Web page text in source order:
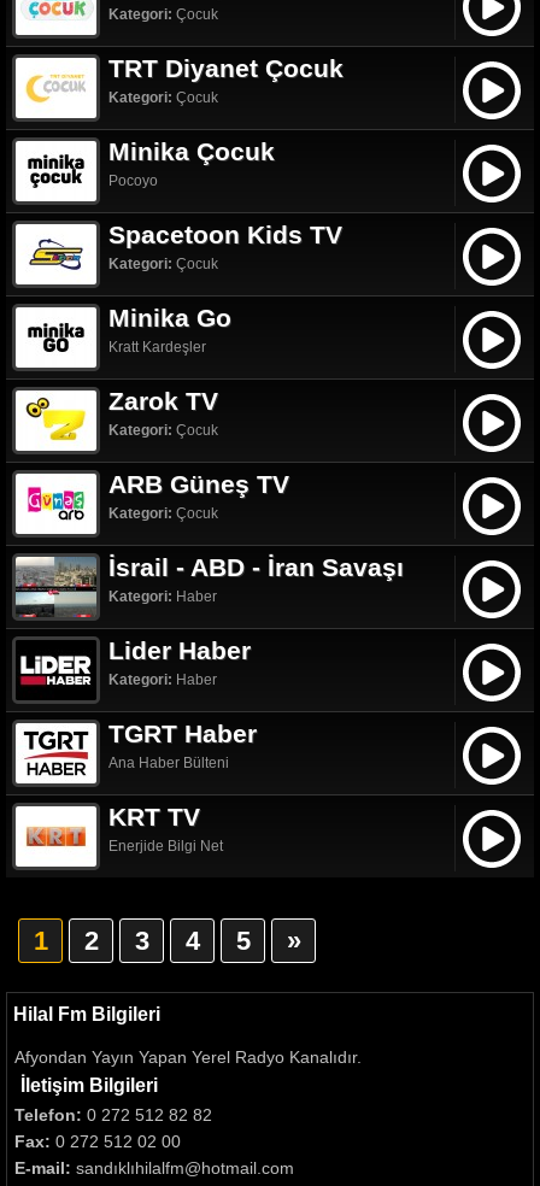
Kategori: Çocuk
TRT Diyanet Çocuk
Kategori: Çocuk
Minika Çocuk
Pocoyo
Spacetoon Kids TV
Kategori: Çocuk
Minika Go
Kratt Kardeşler
Zarok TV
Kategori: Çocuk
ARB Güneş TV
Kategori: Çocuk
İsrail - ABD - İran Savaşı
Kategori: Haber
Lider Haber
Kategori: Haber
TGRT Haber
Ana Haber Bülteni
KRT TV
Enerjide Bilgi Net
1 2 3 4 5 »
Hilal Fm Bilgileri
Afyondan Yayın Yapan Yerel Radyo Kanalıdır.
İletişim Bilgileri
Telefon: 0 272 512 82 82
Fax: 0 272 512 02 00
E-mail: sandıklıhilalfm@hotmail.com